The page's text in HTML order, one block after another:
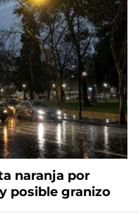
naranja por
posible granizo